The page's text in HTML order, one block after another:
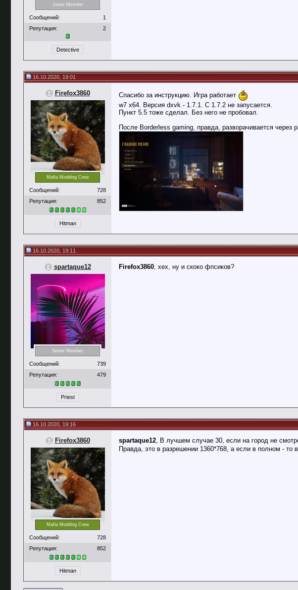
Junior Member
Сообщений:
1
Репутация:
2
Detective
16.10.2020, 19:01
Firefox3860
Mafia Modding Crew
Сообщений:
728
Репутация:
852
Hitman
Спасибо за инструкцию. Игра работает
w7 x64. Версия dxvk - 1.7.1. С 1.7.2 не запусается.
Пункт 5.5 тоже сделал. Без него не пробовал.
После Borderless gaming, правда, разворачивается через
16.10.2020, 19:11
spartaque12
Senior Member
Сообщений:
739
Репутация:
479
Priest
Firefox3860, хех, ну и скоко фпсиков?
16.10.2020, 19:16
Firefox3860
Mafia Modding Crew
Сообщений:
728
Репутация:
852
Hitman
spartaque12, В лучшем случае 30, если на город не
Правда, это в разрешении 1360*768, а если в полном - то